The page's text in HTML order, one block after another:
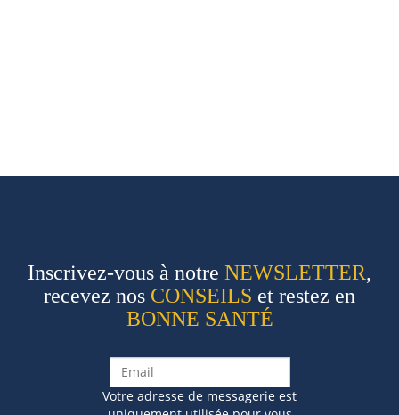
Inscrivez-vous à notre NEWSLETTER,
recevez nos CONSEILS et restez en
BONNE SANTÉ
Votre adresse de messagerie est